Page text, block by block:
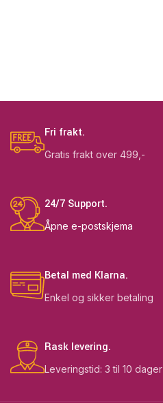
Fri frakt.
Gratis frakt over 499,-
24/7 Support.
Åpne e-postskjema
Betal med Klarna.
Enkel og sikker betaling
Rask levering.
Leveringstid: 3 til 10 dager